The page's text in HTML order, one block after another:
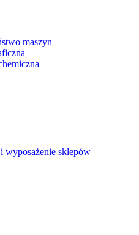
maszyn
wyposażenie sklepów